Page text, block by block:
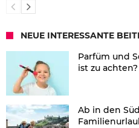
NEUE INTERESSANTE
Parfüm und
ist zu achten?
Ab in den